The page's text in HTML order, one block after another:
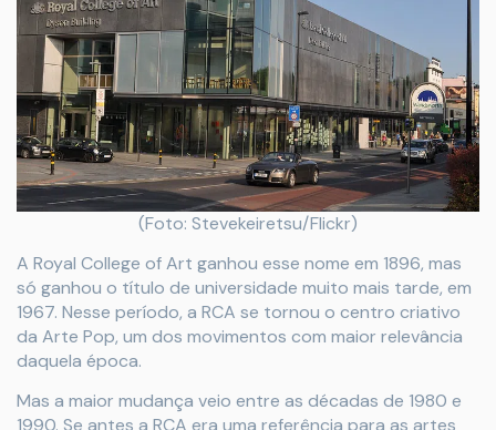
(Foto: Stevekeiretsu/Flickr)
A Royal College of Art ganhou esse nome em 1896, mas
só ganhou o título de universidade muito mais tarde, em
1967. Nesse período, a RCA se tornou o centro criativo
da Arte Pop, um dos movimentos com maior relevância
daquela época.
Mas a maior mudança veio entre as décadas de 1980 e
1990. Se antes a RCA era uma referência para as artes